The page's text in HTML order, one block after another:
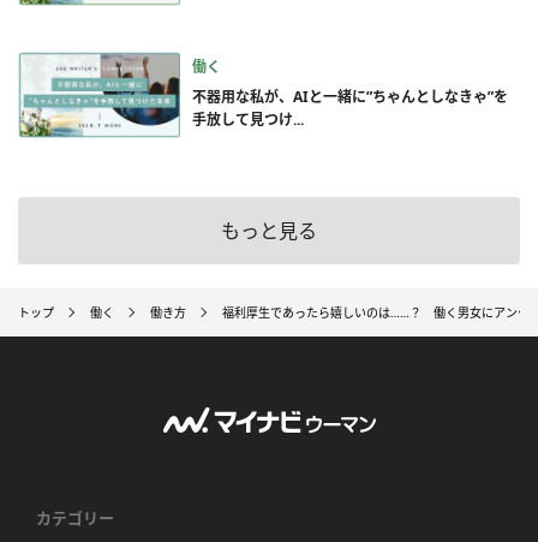
働く
不器用な私が、AIと一緒に”ちゃんとしなきゃ”を
手放して見つけ...
もっと見る
トップ 働く 働き方 福利厚生であったら嬉しいのは……？ 働く男女にアンケ
カテゴリー